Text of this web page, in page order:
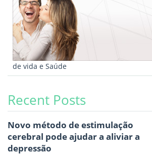
de vida e Saúde
Recent Posts
Novo método de estimulação
cerebral pode ajudar a aliviar a
depressão